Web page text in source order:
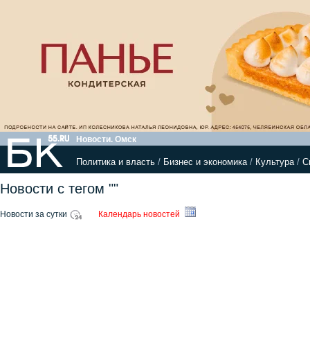
Новости. Омск
Политика и власть / Бизнес и экономика/ Культура/
Новости с тегом ""
Новости за сутки Календарь новостей